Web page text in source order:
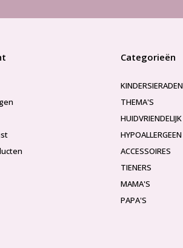
Categorieën
KINDERSIERADEN
THEMA'S
HUIDVRIENDELIJK
HYPOALLERGEEN
ACCESSOIRES
TIENERS
MAMA'S
PAPA'S